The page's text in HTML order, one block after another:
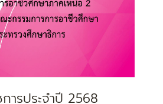
ารประจำปี 2568